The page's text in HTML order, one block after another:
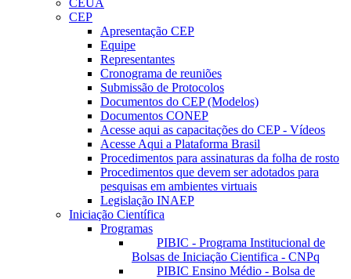
CEUA
CEP
Apresentação CEP
Equipe
Representantes
Cronograma de reuniões
Submissão de Protocolos
Documentos do CEP (Modelos)
Documentos CONEP
Acesse aqui as capacitações do CEP - Vídeos
Acesse Aqui a Plataforma Brasil
Procedimentos para assinaturas da folha de rosto
Procedimentos que devem ser adotados para
pesquisas em ambientes virtuais
Legislação INAEP
Iniciação Científica
Programas
PIBIC - Programa Institucional de
Bolsas de Iniciação Cientifica - CNPq
PIBIC Ensino Médio - Bolsa de